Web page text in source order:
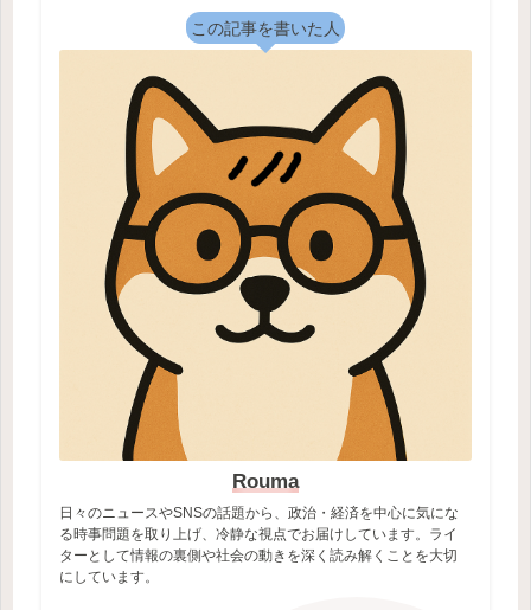
この記事を書いた人
Rouma
日々のニュースやSNSの話題から、政治・経済を中心に気にな
る時事問題を取り上げ、冷静な視点でお届けしています。ライ
ターとして情報の裏側や社会の動きを深く読み解くことを大切
にしています。